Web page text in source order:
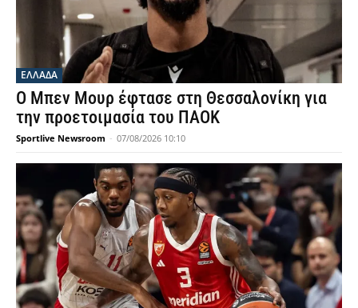
ΕΛΛΑΔΑ
Ο Μπεν Μουρ έφτασε στη Θεσσαλονίκη για
την προετοιμασία του ΠΑΟΚ
Sportlive Newsroom - 07/08/2026 10:10